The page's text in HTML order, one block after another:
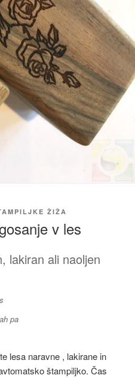
ŽIŽA
v les
lakiran ali naoljen
pa
lesa naravne , lakirane in
štampiljko. Čas